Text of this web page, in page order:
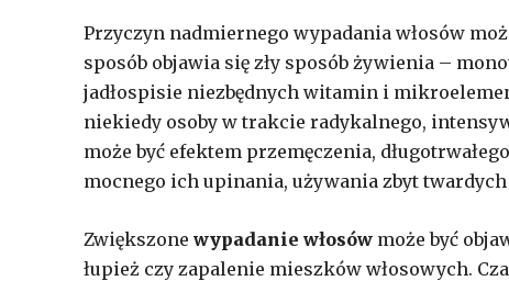
Przyczyn nadmiernego wypadania włosów
sposób objawia się zły sposób żywienia –
jadłospisie niezbędnych witamin i
niekiedy osoby w trakcie radykalnego,
może być efektem przemęczenia,
mocnego ich upinania, używania zbyt
Zwiększone wypadanie włosów może być
łupież czy zapalenie mieszków włosowych.